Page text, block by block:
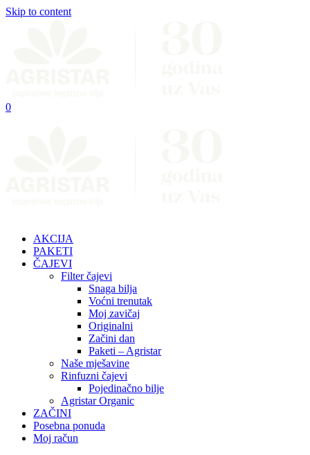
Skip to content
0
AKCIJA
PAKETI
ČAJEVI
Filter čajevi
Snaga bilja
Voćni trenutak
Moj zavičaj
Originalni
Začini dan
Paketi – Agristar
Naše mješavine
Rinfuzni čajevi
Pojedinačno bilje
Agristar Organic
ZAČINI
Posebna ponuda
Moj račun